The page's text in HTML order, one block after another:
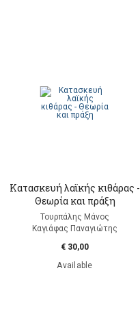
Κατασκευή λαϊκής κιθάρας -
Θεωρία και πράξη
Τουρπάλης Μάνος
Καγιάφας Παναγιώτης
€ 30,00
Available